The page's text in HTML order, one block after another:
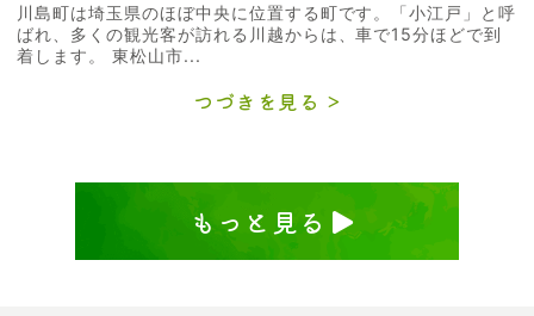
川島町は埼玉県のほぼ中央に位置する町です。「小江戸」と呼
ばれ、多くの観光客が訪れる川越からは、車で15分ほどで到
着します。 東松山市...
つづきを見る
もっと見る